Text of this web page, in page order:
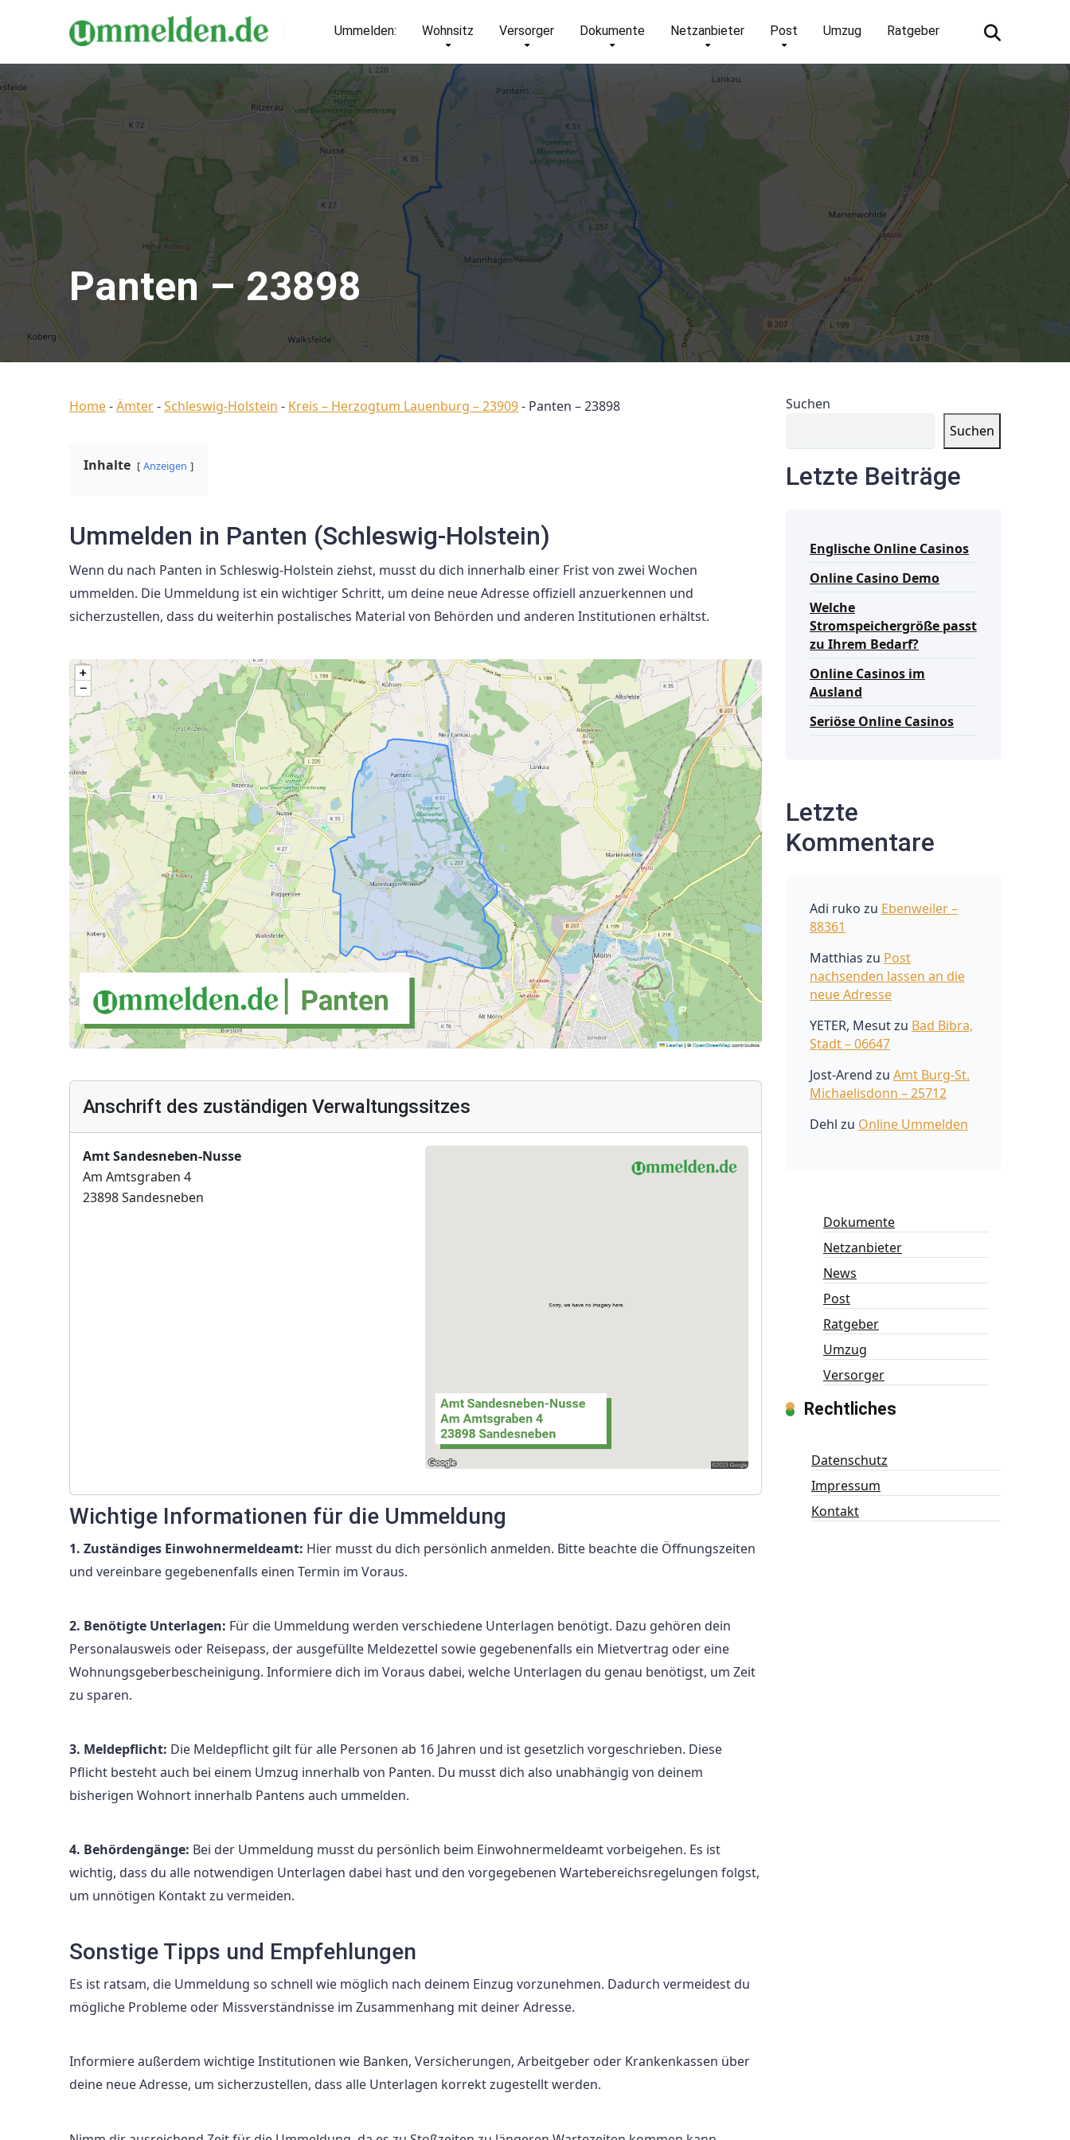
Ummelden: Wohnsitz Versorger Dokumente Netzanbieter Post Umzug Ratgeber
Panten – 23898
Home-Ämter-Schleswig-Holstein - Kreis – Herzogtum Lauenburg – 23909- Panten – 23898
Inhalte Anzeigen
Ummelden in Panten (Schleswig-Holstein)
Wenn du nach Panten in Schleswig-Holstein ziehst, musst du dich innerhalb einer Frist von zwei Wochen
ummelden. Die Ummeldung ist ein wichtiger Schritt, um deine neue Adresse offiziell anzuerkennen und
sicherzustellen, dass du weiterhin postalisches Material von Behörden und anderen Institutionen erhältst.
Anschrift des zuständigen Verwaltungssitzes
Amt Sandesneben-Nusse
Am Amtsgraben 4
23898 Sandesneben
Wichtige Informationen für die Ummeldung
1. Zuständiges Einwohnermeldeamt: Hier musst du dich persönlich anmelden. Bitte beachte die Öffnungszeiten
und vereinbare gegebenenfalls einen Termin im Voraus.
2. Benötigte Unterlagen: Für die Ummeldung werden verschiedene Unterlagen benötigt. Dazu gehören dein
Personalausweis oder Reisepass, der ausgefüllte Meldezettel sowie gegebenenfalls ein Mietvertrag oder eine
Wohnungsgeberbescheinigung. Informiere dich im Voraus dabei, welche Unterlagen du genau benötigst, um Zeit
zu sparen.
3. Meldepflicht: Die Meldepflicht gilt für alle Personen ab 16 Jahren und ist gesetzlich vorgeschrieben. Diese
Pflicht besteht auch bei einem Umzug innerhalb von Panten. Du musst dich also unabhängig von deinem
bisherigen Wohnort innerhalb Pantens auch ummelden.
4. Behördengänge: Bei der Ummeldung musst du persönlich beim Einwohnermeldeamt vorbeigehen. Es ist
wichtig, dass du alle notwendigen Unterlagen dabei hast und den vorgegebenen Wartebereichsregelungen folgst,
um unnötigen Kontakt zu vermeiden.
Sonstige Tipps und Empfehlungen
Es ist ratsam, die Ummeldung so schnell wie möglich nach deinem Einzug vorzunehmen. Dadurch vermeidest du
mögliche Probleme oder Missverständnisse im Zusammenhang mit deiner Adresse.
Informiere außerdem wichtige Institutionen wie Banken, Versicherungen, Arbeitgeber oder Krankenkassen über
deine neue Adresse, um sicherzustellen, dass alle Unterlagen korrekt zugestellt werden.
Suchen
Suchen
Letzte Beiträge
Englische Online Casinos
Online Casino Demo
Welche
Stromspeichergröße passt
zu Ihrem Bedarf?
Online Casinos im
Ausland
Seriöse Online Casinos
Letzte
Kommentare
Adi ruko zu Ebenweiler –
88361
Matthias zu Post
nachsenden lassen an die
neue Adresse
YETER, Mesutzu Bad Bibra,
Stadt – 06647
Jost-Arend zu Amt Burg-St.
Michaelisdonn – 25712
Dehl zu Online Ummelden
Dokumente
Netzanbieter
News
Post
Ratgeber
Umzug
Versorger
Rechtliches
Datenschutz
Impressum
Kontakt